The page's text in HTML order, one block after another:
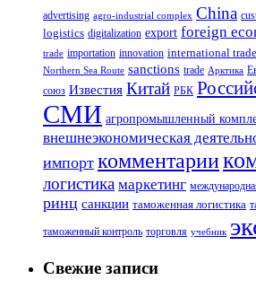
advertising agro-industrial complex China
logistics digitalization export foreign
trade importation innovation international trade
Northern Sea Route sanctions trade Арктика
союз Известия Китай РБК
СМИ агропромышленный
внешнеэкономическая
импорт комментарии
логистика маркетинг
ринц санкции таможенная логистика
таможенный контроль торговля учебник
Свежие записи